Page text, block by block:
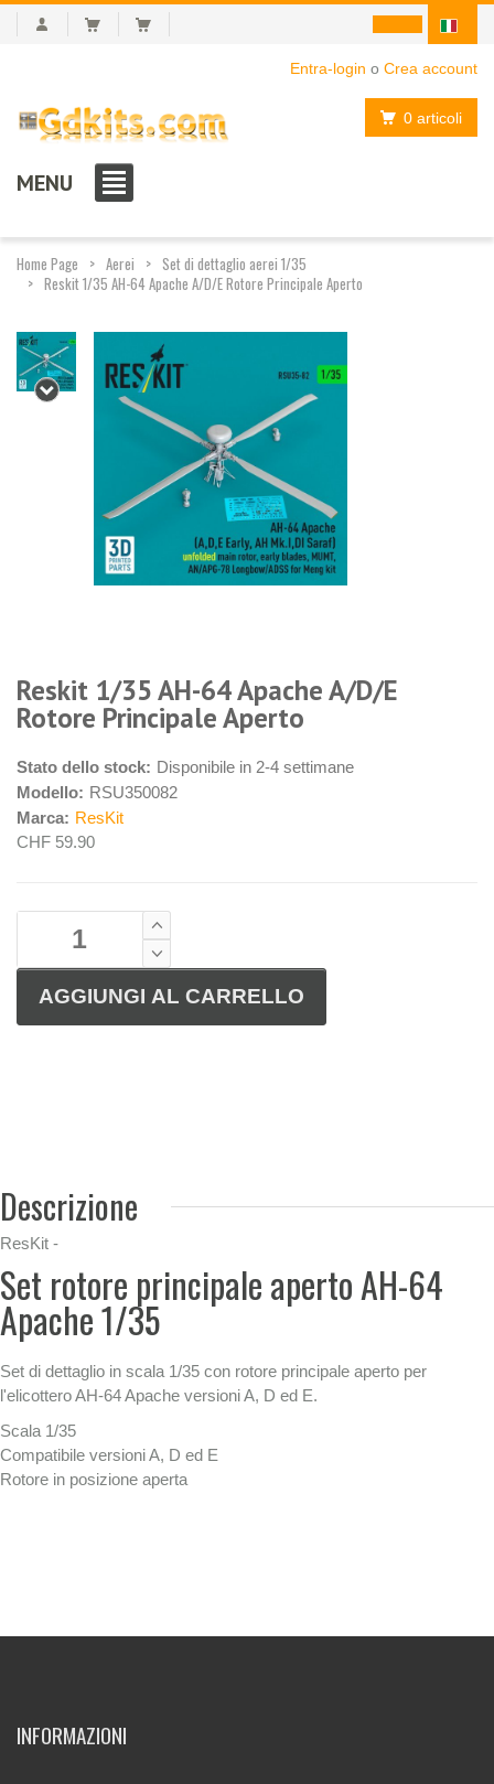
Entra-login o Crea account
0 articoli
MENU
Home Page Aerei
Set di dettaglio aerei 1/35
Reskit 1/35 AH-64 Apache A/D/E Rotore Principale Aperto
Reskit 1/35 AH-64 Apache A/D/E
Rotore Principale Aperto
Stato dello stock: Disponibile in 2-4 settimane
Modello: RSU350082
Marca: ResKit
CHF 59.90
Descrizione
ResKit -
Set rotore principale aperto AH-64
Apache 1/35
Set di dettaglio in scala 1/35 con rotore principale aperto per
l'elicottero AH-64 Apache versioni A, D ed E.
Scala 1/35
Compatibile versioni A, D ed E
Rotore in posizione aperta
INFORMAZIONI